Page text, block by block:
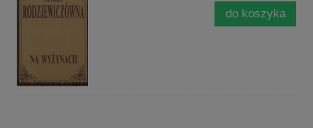
do koszyka